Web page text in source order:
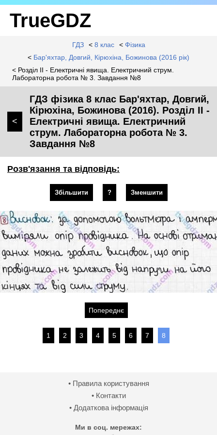
TrueGDZ
ГДЗ < 8 клас < Фізика
< Бар'яхтар, Довгий, Кірюхіна, Божинова (2016 рік)
< Розділ II - Електричні явища. Електричний струм.
Лабораторна робота № 3. Завдання №8
<
ГДЗ фізика 8 клас Бар'яхтар, Довгий,
Кірюхіна, Божинова (2016). Розділ II -
Електричні явища. Електричний
струм. Лабораторна робота № 3.
Завдання №8
Розв'язання та відповідь:
Збільшити ? Зменшити
Попереднє
1 2 3 4 5 6 7 8
• Правила користування
• Контакти
• Додаткова інформація
Ми в соц. мережах: